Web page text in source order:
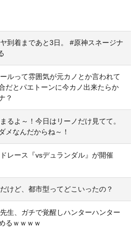
到着まであと3日。 #原神スネージナ
ルって雰囲気が元カノとか言われて
だとパエトーンに今カノ出来たらか
？
るよ～！今日はリーノだけ見てて。
メなんだからね～！
レース『vsデュランダル』が開催
けど、都市型ってどこいったの？
生、ガチで覚醒しハンターハンター
るｗｗｗｗ